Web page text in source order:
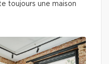
toujours une maison